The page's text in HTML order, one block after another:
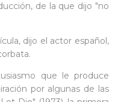
de la que dijo "no
dijo el actor español,
que le produce
por algunas de las